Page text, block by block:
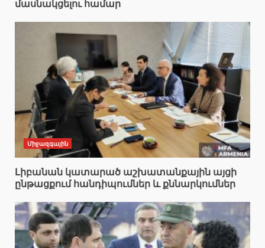
մասնակցելու համար
Միջազգային
Լիբանան կատարած աշխատանքային այցի
ընթացքում հանդիպումներ և քննարկումներ